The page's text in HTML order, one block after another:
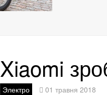
Xiaomi
Электро 01 травня 2018